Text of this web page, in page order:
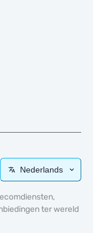
Nederlands
ter wereld